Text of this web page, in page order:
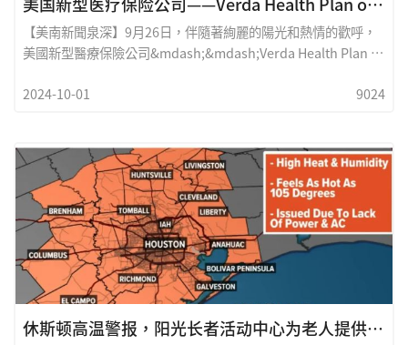
【美南新聞泉深】9月26日，伴隨著絢麗的陽光和熱情的歡呼，
美國新型醫療保險公司&mdash;&mdash;Verda Health Plan of
篇章。這一盛會不僅是公司業務版圖的又一次擴展，更是向65歲
邦紅藍卡優勢計劃）的理念，致力于爲社區中最脆弱的群體提供
高效、貼心的醫療保障。此次新門店的開設，象征著公司對優質
醫療服務的不斷追求，將進一步延展其覆蓋範圍，確保當地居民
能夠享受到個性化、便捷而又高水准的健康護理。關于 Verda
Health Plan of Texas
2024-10-01 9024
休斯顿高温警报，阳光长者活动中心为老人提供避暑场所